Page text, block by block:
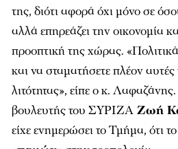
της, διότι αφορά όχι μόνο σε
αλλά επηρεάζει την οικονομία
προοπτική της χώρας. «Πολιτικά
και να σταματήσετε πλέον αυτές
λιτότητας», είπε ο κ.
βουλευτής του ΣΥΡΙΖΑ Ζωή
είχε ενημερώσει το Τμήμα, ότι